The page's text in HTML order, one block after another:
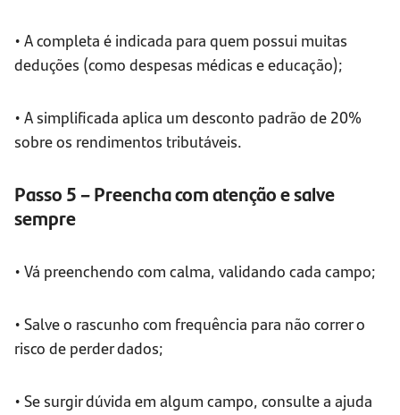
• A completa é indicada para quem possui muitas
deduções (como despesas médicas e educação);
• A simplificada aplica um desconto padrão de 20%
sobre os rendimentos tributáveis.
Passo 5 – Preencha com atenção e salve
sempre
• Vá preenchendo com calma, validando cada campo;
• Salve o rascunho com frequência para não correr o
risco de perder dados;
• Se surgir dúvida em algum campo, consulte a ajuda